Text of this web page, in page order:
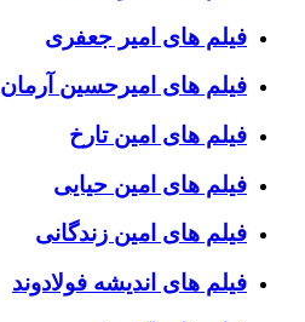
فیلم های امیر جعفری
فیلم های امیرحسین آرمان
فیلم های امین تارخ
فیلم های امین حیایی
فیلم های امین زندگانی
فیلم های اندیشه فولادوند